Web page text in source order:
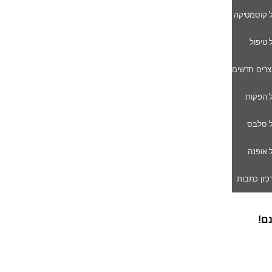
קוסמטיקה
טיפול
חדשים
הפקות
סלבס
אופנה
כתבות